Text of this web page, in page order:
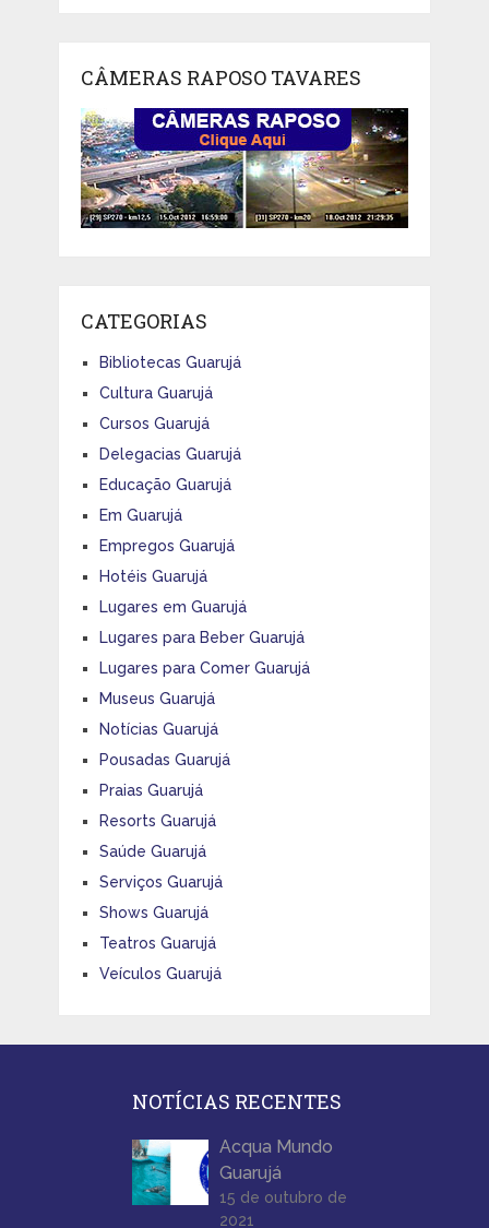
CÂMERAS RAPOSO TAVARES
CATEGORIAS
Bibliotecas Guarujá
Cultura Guarujá
Cursos Guarujá
Delegacias Guarujá
Educação Guarujá
Em Guarujá
Empregos Guarujá
Hotéis Guarujá
Lugares em Guarujá
Lugares para Beber Guarujá
Lugares para Comer Guarujá
Museus Guarujá
Notícias Guarujá
Pousadas Guarujá
Praias Guarujá
Resorts Guarujá
Saúde Guarujá
Serviços Guarujá
Shows Guarujá
Teatros Guarujá
Veículos Guarujá
NOTÍCIAS RECENTES
Acqua Mundo
Guarujá
15 de outubro de
2021